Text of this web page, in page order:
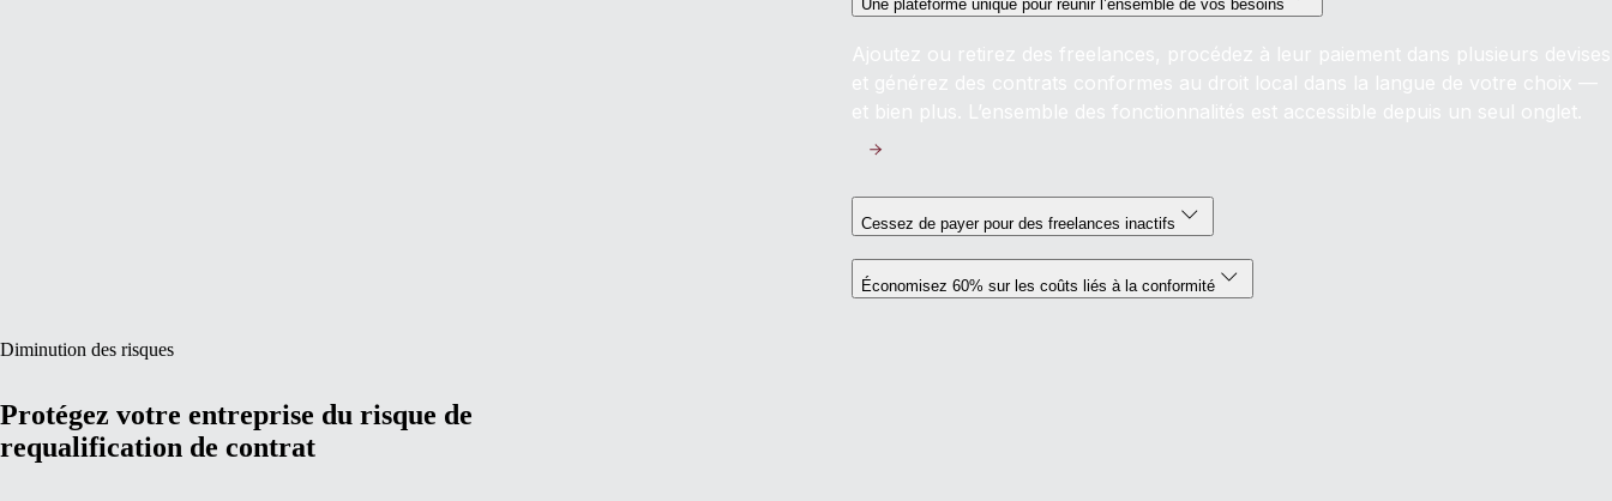
Une plateforme unique pour réunir l’ensemble de vos besoins
Ajoutez ou retirez des freelances, procédez à leur paiement dans plusieurs devises
et générez des contrats conformes au droit local dans la langue de votre choix —
et bien plus. L’ensemble des fonctionnalités est accessible depuis un seul onglet.
Cessez de payer pour des freelances inactifs
Économisez 60% sur les coûts liés à la conformité
Diminution des risques
Protégez votre entreprise du risque de
requalification de contrat